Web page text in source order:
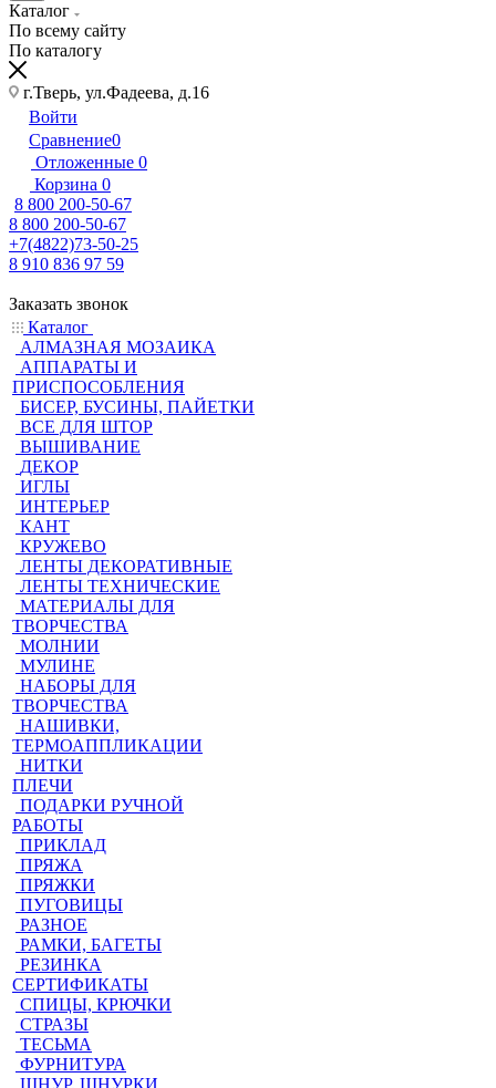
Каталог
По всему сайту
По каталогу
г.Тверь, ул.Фадеева, д.16
Войти
Сравнение0
Отложенные 0
Корзина 0
8 800 200-50-67
8 800 200-50-67
+7(4822)73-50-25
8 910 836 97 59
Заказать звонок
Каталог
АЛМАЗНАЯ МОЗАИКА
АППАРАТЫ И
ПРИСПОСОБЛЕНИЯ
БИСЕР, БУСИНЫ, ПАЙЕТКИ
ВСЕ ДЛЯ ШТОР
ВЫШИВАНИЕ
ДЕКОР
ИГЛЫ
ИНТЕРЬЕР
КАНТ
КРУЖЕВО
ЛЕНТЫ ДЕКОРАТИВНЫЕ
ЛЕНТЫ ТЕХНИЧЕСКИЕ
МАТЕРИАЛЫ ДЛЯ
ТВОРЧЕСТВА
МОЛНИИ
МУЛИНЕ
НАБОРЫ ДЛЯ
ТВОРЧЕСТВА
НАШИВКИ,
ТЕРМОАППЛИКАЦИИ
НИТКИ
ПЛЕЧИ
ПОДАРКИ РУЧНОЙ
РАБОТЫ
ПРИКЛАД
ПРЯЖА
ПРЯЖКИ
ПУГОВИЦЫ
РАЗНОЕ
РАМКИ, БАГЕТЫ
РЕЗИНКА
СЕРТИФИКАТЫ
СПИЦЫ, КРЮЧКИ
СТРАЗЫ
ТЕСЬМА
ФУРНИТУРА
ШНУР, ШНУРКИ